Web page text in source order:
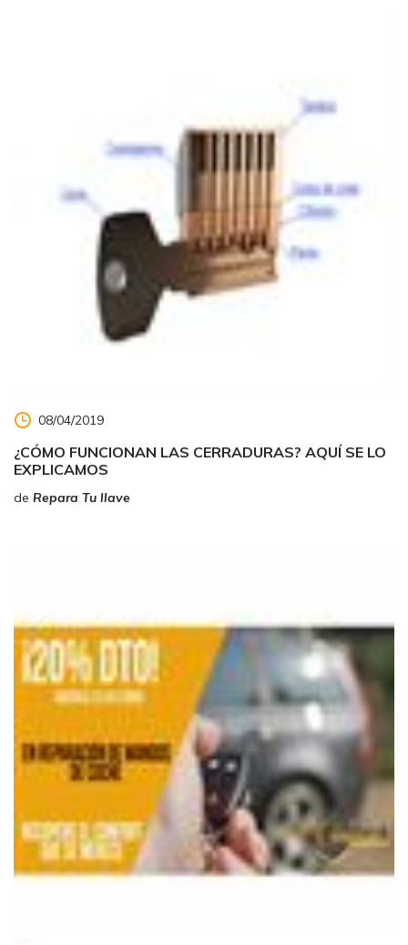
08/04/2019
¿CÓMO FUNCIONAN LAS CERRADURAS? AQUÍ SE LO
EXPLICAMOS
de Repara Tu llave